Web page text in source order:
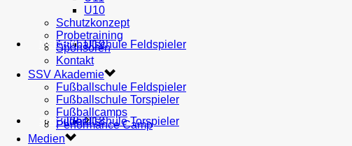
AH U19
U18
Fußballschule Feldspieler
Fußballschule Torspieler
MEDIEN
Bilder
SHOP
U10
Schutzkonzept
Probetraining
Sponsoren
Kontakt
SSV Akademie
Fußballschule Feldspieler
Fußballschule Torspieler
Fußballcamps
Performance Camp
Medien